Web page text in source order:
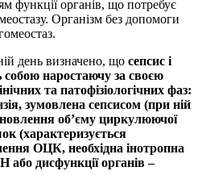
функції органів, що потребує
Організм без допомоги
день визначено, що сепсис і
наростаючу за своєю
та патофізіологічних фаз:
зумовлена сепсисом (при ній
об’єму циркулюючої
(характеризується
ОЦК, необхідна інотропна
дисфункції органів –